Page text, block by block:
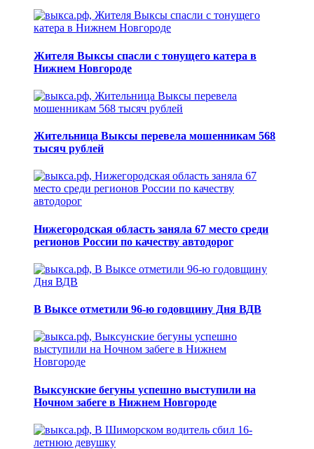
Жителя Выксы спасли с тонущего катера в
Нижнем Новгороде
Жительница Выксы перевела мошенникам 568
тысяч рублей
Нижегородская область заняла 67 место среди
регионов России по качеству автодорог
В Выксе отметили 96-ю годовщину Дня ВДВ
Выксунские бегуны успешно выступили на
Ночном забеге в Нижнем Новгороде